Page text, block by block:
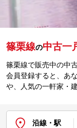
篠栗線の中古一
篠栗線で販売中の中
会員登録すると、あ
や、人気の一軒家・
沿線・駅